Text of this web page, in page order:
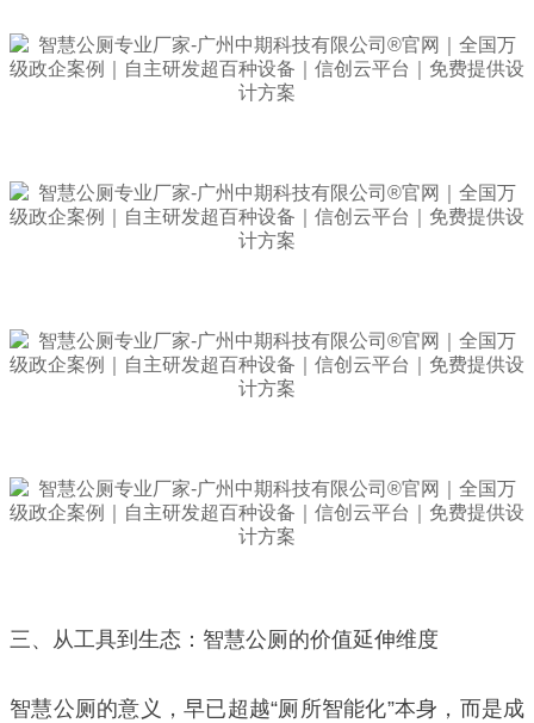
三、从工具到生态：智慧公厕的价值延伸维度
智慧公厕的意义，早已超越“厕所智能化”本身，而是成